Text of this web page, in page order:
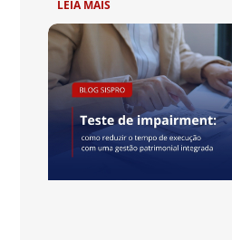
LEIA MAIS